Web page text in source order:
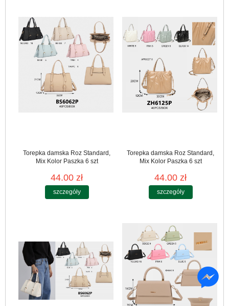
Torepka damska Roz Standard,
Mix Kolor Paszka 6 szt
44.00 zł
szczegóły
Torepka damska Roz Standard,
Mix Kolor Paszka 6 szt
44.00 zł
szczegóły